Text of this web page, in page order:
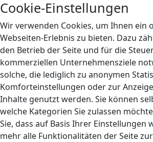
Cookie-Einstellungen
Wir verwenden Cookies, um Ihnen ein
Webseiten-Erlebnis zu bieten. Dazu
den Betrieb der Seite und für die
kommerziellen Unternehmensziele
solche, die lediglich zu anonymen
Komforteinstellungen oder zur
Inhalte genutzt werden. Sie können
welche Kategorien Sie zulassen
Sie, dass auf Basis Ihrer Einstellungen
mehr alle Funktionalitäten der Seite